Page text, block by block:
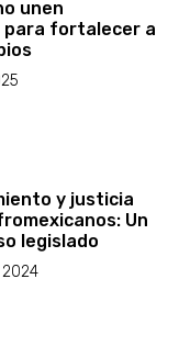
unen
para fortalecer a
y justicia
Un
legislado
2024